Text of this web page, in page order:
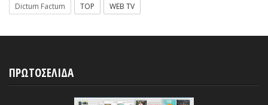
Dictum Factum
TOP WEB TV
ΠΡΩΤΟΣΕΛΙΔΑ